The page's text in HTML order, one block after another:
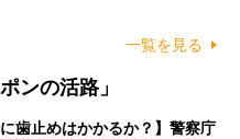
一覧を見る
ンの活路」
に歯止めはかかるか？】警察庁